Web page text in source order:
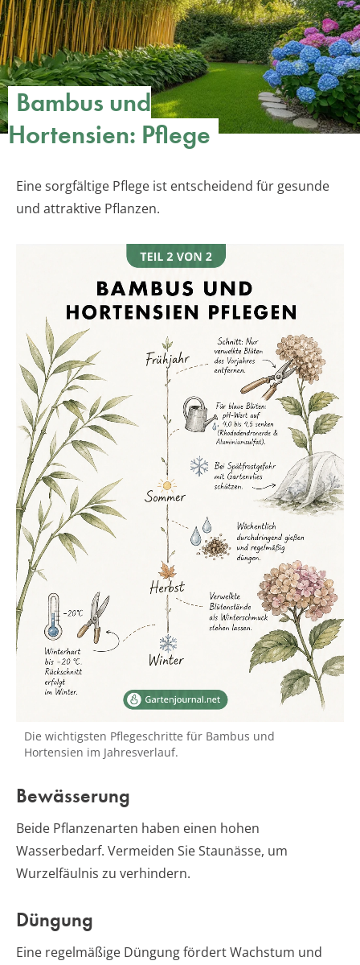
Bambus und
Hortensien: Pflege
Eine sorgfältige Pflege ist entscheidend für gesunde
und attraktive Pflanzen.
Die wichtigsten Pflegeschritte für Bambus und
Hortensien im Jahresverlauf.
Bewässerung
Beide Pflanzenarten haben einen hohen
Wasserbedarf. Vermeiden Sie Staunässe, um
Wurzelfäulnis zu verhindern.
Düngung
Eine regelmäßige Düngung fördert Wachstum und